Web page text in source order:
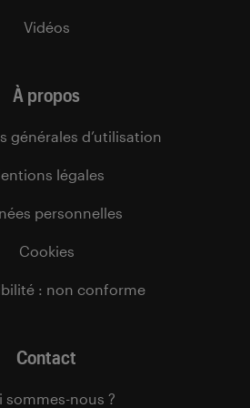
Vidéos
À propos
générales d’utilisation
légales
personnelles
Cookies
: non conforme
Contact
sommes-nous ?